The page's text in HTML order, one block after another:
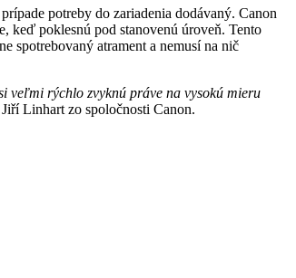
potreby do zariadenia dodávaný. Canon
keď poklesnú pod stanovenú úroveň. Tento
spotrebovaný atrament a nemusí na nič
veľmi rýchlo zvyknú práve na vysokú mieru
Linhart zo spoločnosti Canon.